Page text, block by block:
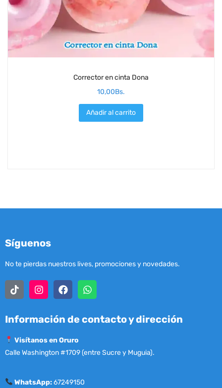
Corrector en cinta Dona
10,00Bs.
Añadir al carrito
Síguenos
No te pierdas nuestros lives, promociones y novedades.
Información de contacto y dirección
Visítanos en Oruro
Calle Washington #1709 (entre Sucre y Muguia).
WhatsApp:67249150